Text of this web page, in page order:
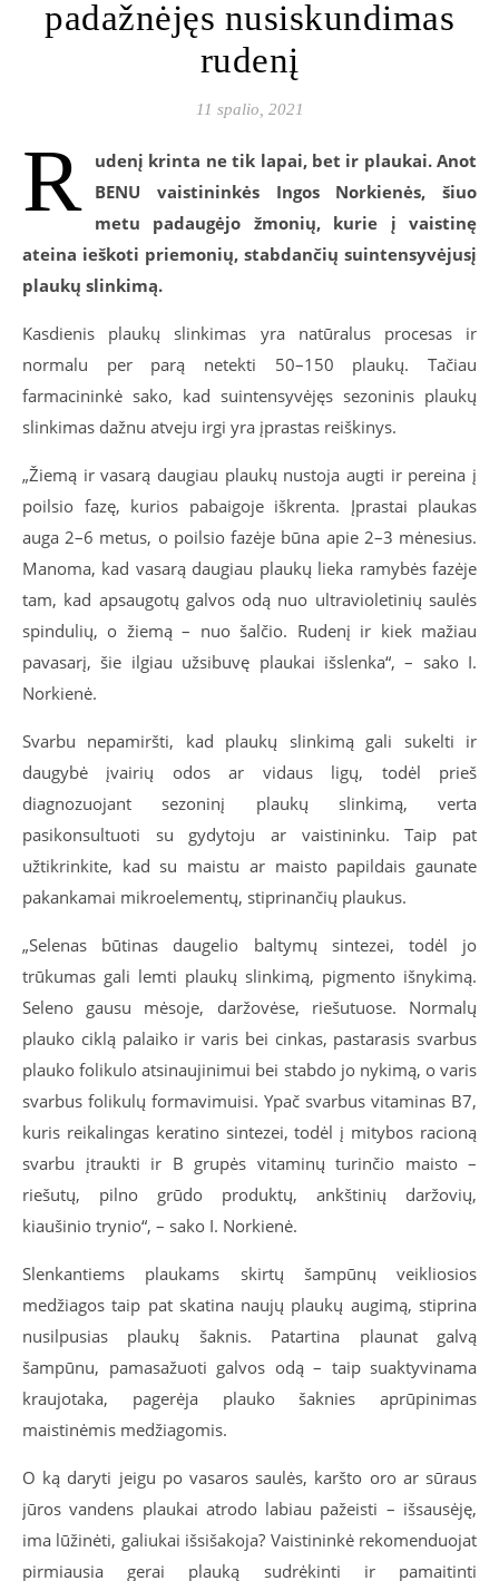
padažnėjęs nusiskundimas
rudenį
11 spalio, 2021
R
udenį krinta ne tik lapai, bet ir plaukai. Anot
BENU vaistininkės Ingos Norkienės, šiuo
metu padaugėjo žmonių, kurie į vaistinę
ateina ieškoti priemonių, stabdančių suintensyvėjusį
plaukų slinkimą.
Kasdienis plaukų slinkimas yra natūralus procesas ir
normalu per parą netekti 50–150 plaukų. Tačiau
farmacininkė sako, kad suintensyvėjęs sezoninis plaukų
slinkimas dažnu atveju irgi yra įprastas reiškinys.
„Žiemą ir vasarą daugiau plaukų nustoja augti ir pereina į
poilsio fazę, kurios pabaigoje iškrenta. Įprastai plaukas
auga 2–6 metus, o poilsio fazėje būna apie 2–3 mėnesius.
Manoma, kad vasarą daugiau plaukų lieka ramybės fazėje
tam, kad apsaugotų galvos odą nuo ultravioletinių saulės
spindulių, o žiemą – nuo šalčio. Rudenį ir kiek mažiau
pavasarį, šie ilgiau užsibuvę plaukai išslenka“, – sako I.
Norkienė.
Svarbu nepamiršti, kad plaukų slinkimą gali sukelti ir
daugybė įvairių odos ar vidaus ligų, todėl prieš
diagnozuojant sezoninį plaukų slinkimą, verta
pasikonsultuoti su gydytoju ar vaistininku. Taip pat
užtikrinkite, kad su maistu ar maisto papildais gaunate
pakankamai mikroelementų, stiprinančių plaukus.
„Selenas būtinas daugelio baltymų sintezei, todėl jo
trūkumas gali lemti plaukų slinkimą, pigmento išnykimą.
Seleno gausu mėsoje, daržovėse, riešutuose. Normalų
plauko ciklą palaiko ir varis bei cinkas, pastarasis svarbus
plauko folikulo atsinaujinimui bei stabdo jo nykimą, o varis
svarbus folikulų formavimuisi. Ypač svarbus vitaminas B7,
kuris reikalingas keratino sintezei, todėl į mitybos racioną
svarbu įtraukti ir B grupės vitaminų turinčio maisto –
riešutų, pilno grūdo produktų, ankštinių daržovių,
kiaušinio trynio“, – sako I. Norkienė.
Slenkantiems plaukams skirtų šampūnų veikliosios
medžiagos taip pat skatina naujų plaukų augimą, stiprina
nusilpusias plaukų šaknis. Patartina plaunat galvą
šampūnu, pamasažuoti galvos odą – taip suaktyvinama
kraujotaka, pagerėja plauko šaknies aprūpinimas
maistinėmis medžiagomis.
O ką daryti jeigu po vasaros saulės, karšto oro ar sūraus
jūros vandens plaukai atrodo labiau pažeisti – išsausėję,
ima lūžinėti, galiukai išsišakoja? Vaistininkė rekomenduojat
pirmiausia gerai plauką sudrėkinti ir pamaitinti